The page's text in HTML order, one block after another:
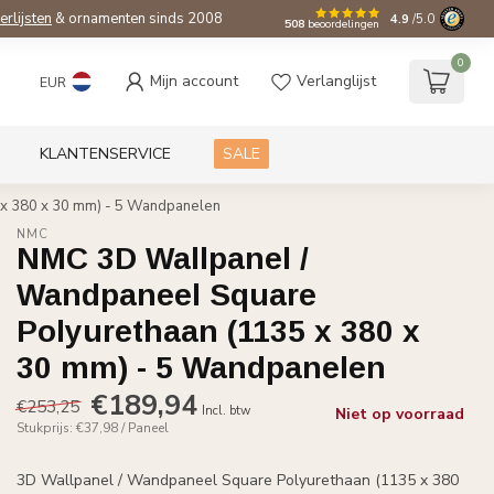
& ornamenten sinds 2008 508 beoordelingen 4.9 /5.0
EUR Mijn account Verlanglijst
0
KLANTENSERVICE SALE
380 x 30 mm) - 5 Wandpanelen
NMC
NMC 3D Wallpanel /
Wandpaneel Square
Polyurethaan (1135 x 380 x
30 mm) - 5 Wandpanelen
€253,25 €189,94 Incl. btw
Stukprijs: €37,98 / Paneel
Niet op voorraad
3D Wallpanel / Wandpaneel Square Polyurethaan (1135 x 380